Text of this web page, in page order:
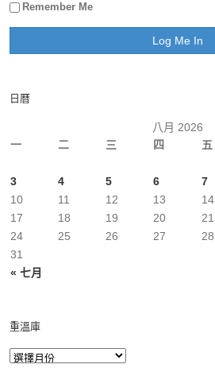
Remember Me
日曆
八月 2026
一
二 三 四 五
« 七月
3
4 5 6 7
10
11 12 13 14
17
18 19 20 21
24
25 26 27 28
31
重溫庫